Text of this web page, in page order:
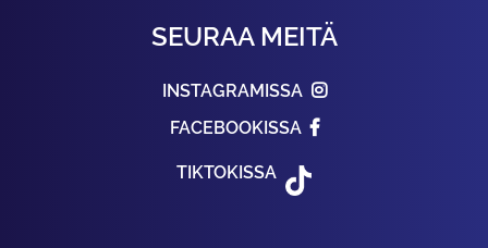
SEURAA MEITÄ
INSTAGRAMISSA
FACEBOOKISSA
TIKTOKISSA